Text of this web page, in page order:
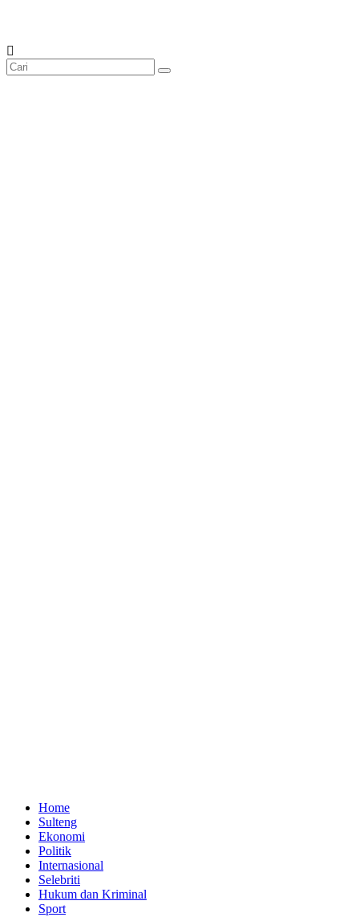
Home
Sulteng
Ekonomi
Politik
Internasional
Selebriti
Hukum dan Kriminal
Sport